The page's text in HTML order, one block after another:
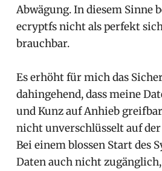
Abwägung. In diesem Sinne
ecryptfs nicht als perfekt
brauchbar.
Es erhöht für mich das
dahingehend, dass meine
und Kunz auf Anhieb
nicht unverschlüsselt auf
Bei einem blossen Start des
Daten auch nicht zugänglich,